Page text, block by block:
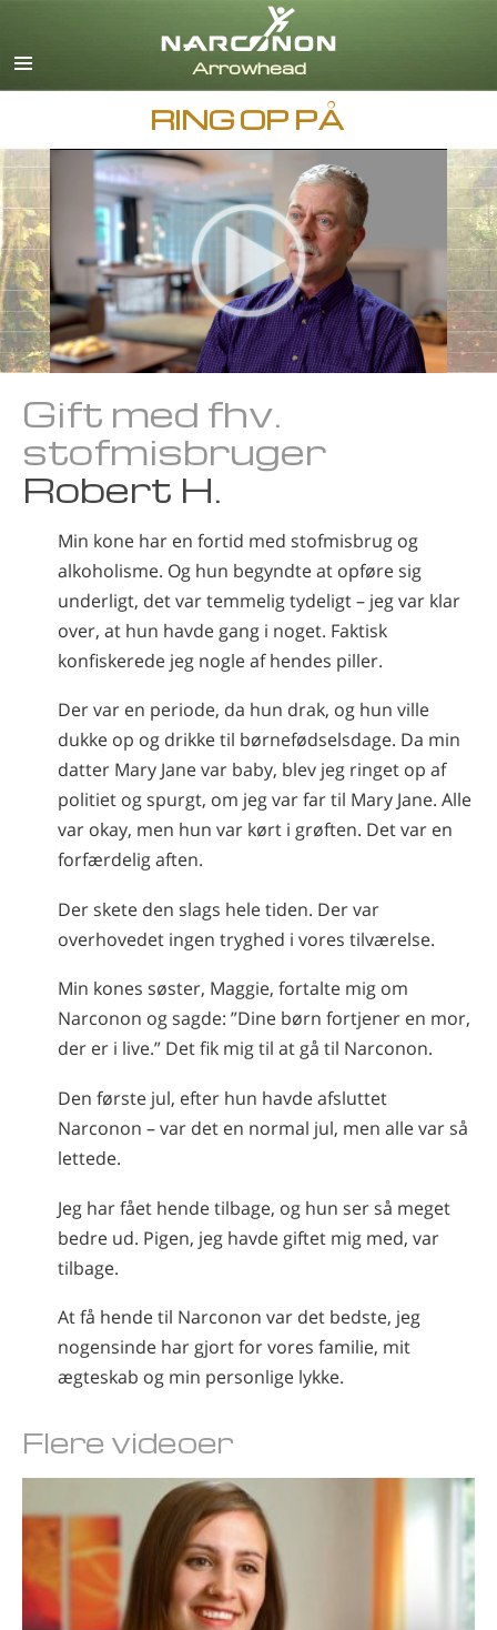
Deutsch
Español
Italiano
Japansk
Nederlands
Norsk
Arabisk
Ukrainsk
Kroatisk
RING OP PÅ
Gift med fhv.
stofmisbruger
Robert H.
Min kone har en fortid med stofmisbrug og
alkoholisme. Og hun begyndte at opføre sig
underligt, det var temmelig tydeligt – jeg var klar
over, at hun havde gang i noget. Faktisk
konfiskerede jeg nogle af hendes piller.
Der var en periode, da hun drak, og hun ville
dukke op og drikke til børnefødselsdage. Da min
datter Mary Jane var baby, blev jeg ringet op af
politiet og spurgt, om jeg var far til Mary Jane. Alle
var okay, men hun var kørt i grøften. Det var en
forfærdelig aften.
Der skete den slags hele tiden. Der var
overhovedet ingen tryghed i vores tilværelse.
Min kones søster, Maggie, fortalte mig om
Narconon og sagde: ”Dine børn fortjener en mor,
der er i live.” Det fik mig til at gå til Narconon.
Den første jul, efter hun havde afsluttet
Narconon – var det en normal jul, men alle var så
lettede.
Jeg har fået hende tilbage, og hun ser så meget
bedre ud. Pigen, jeg havde giftet mig med, var
tilbage.
At få hende til Narconon var det bedste, jeg
nogensinde har gjort for vores familie, mit
ægteskab og min personlige lykke.
Flere videoer